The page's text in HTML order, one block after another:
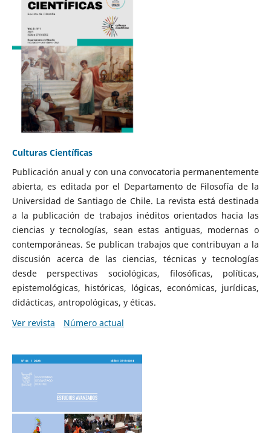
Culturas Científicas
Publicación anual y con una convocatoria permanentemente
abierta, es editada por el Departamento de Filosofía de la
Universidad de Santiago de Chile. La revista está destinada
a la publicación de trabajos inéditos orientados hacia las
ciencias y tecnologías, sean estas antiguas, modernas o
contemporáneas. Se publican trabajos que contribuyan a la
discusión acerca de las ciencias, técnicas y tecnologías
desde perspectivas sociológicas, filosóficas, políticas,
epistemológicas, históricas, lógicas, económicas, jurídicas,
didácticas, antropológicas, y éticas.
Ver revista
Número actual